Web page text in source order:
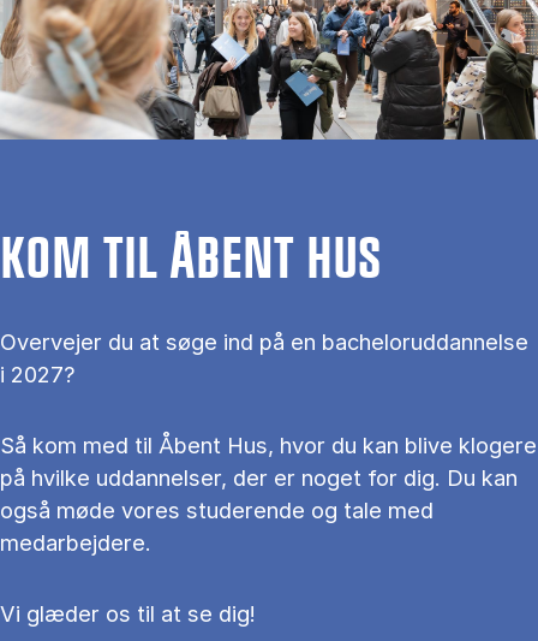
KOM TIL ÅBENT HUS
Overvejer du at søge ind på en bacheloruddannelse
i 2027?
Så kom med til Åbent Hus, hvor du kan blive klogere
på hvilke uddannelser, der er noget for dig. Du kan
også møde vores studerende og tale med
medarbejdere.
Vi glæder os til at se dig!